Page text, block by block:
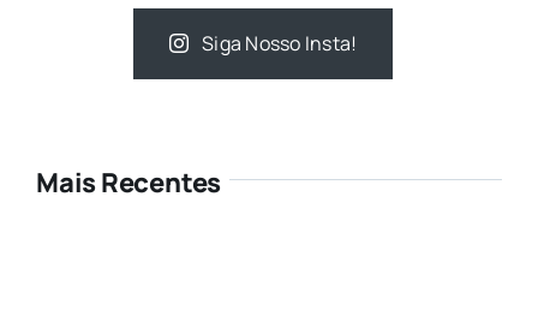
Siga Nosso Insta!
Mais Recentes